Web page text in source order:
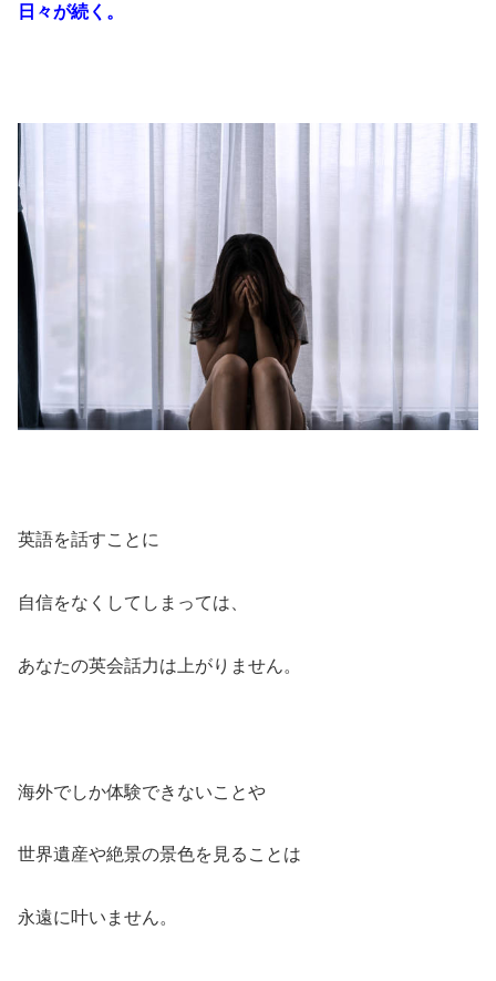
日々が続く。
英語を話すことに
自信をなくしてしまっては、
あなたの英会話力は上がりません。
海外でしか体験できないことや
世界遺産や絶景の景色を見ることは
永遠に叶いません。